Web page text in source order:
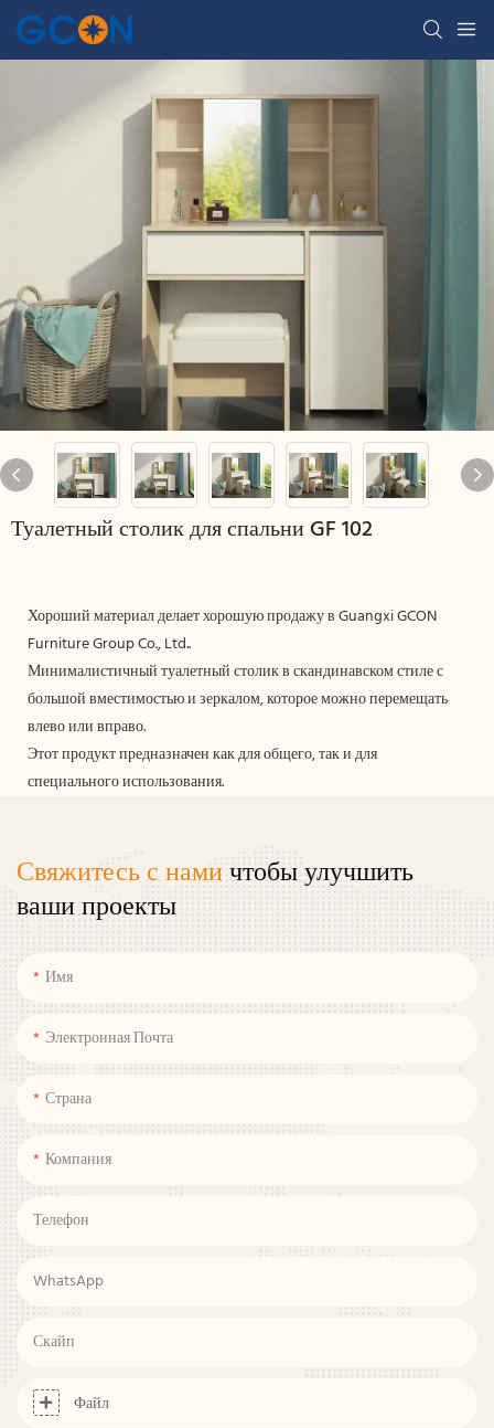
Туалетный столик для спальни GF 102
Хороший материал делает хорошую продажу в Guangxi GCON
Furniture Group Co., Ltd..
Минималистичный туалетный столик в скандинавском стиле с
большой вместимостью и зеркалом, которое можно перемещать
влево или вправо.
Этот продукт предназначен как для общего, так и для
специального использования.
Свяжитесь с намичтобы улучшить
ваши проекты
Имя
Электронная Почта
Страна
Компания
Телефон
WhatsApp
Скайп
Файл